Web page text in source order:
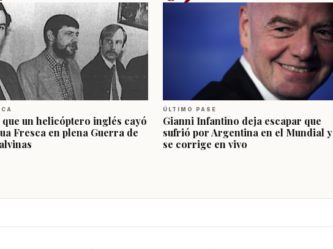
que un helicóptero inglés cayó
Fresca en plena Guerra de
ÚLTIMO PASE
Gianni Infantino deja escapar que
sufrió por Argentina en el Mundial y
se corrige en vivo